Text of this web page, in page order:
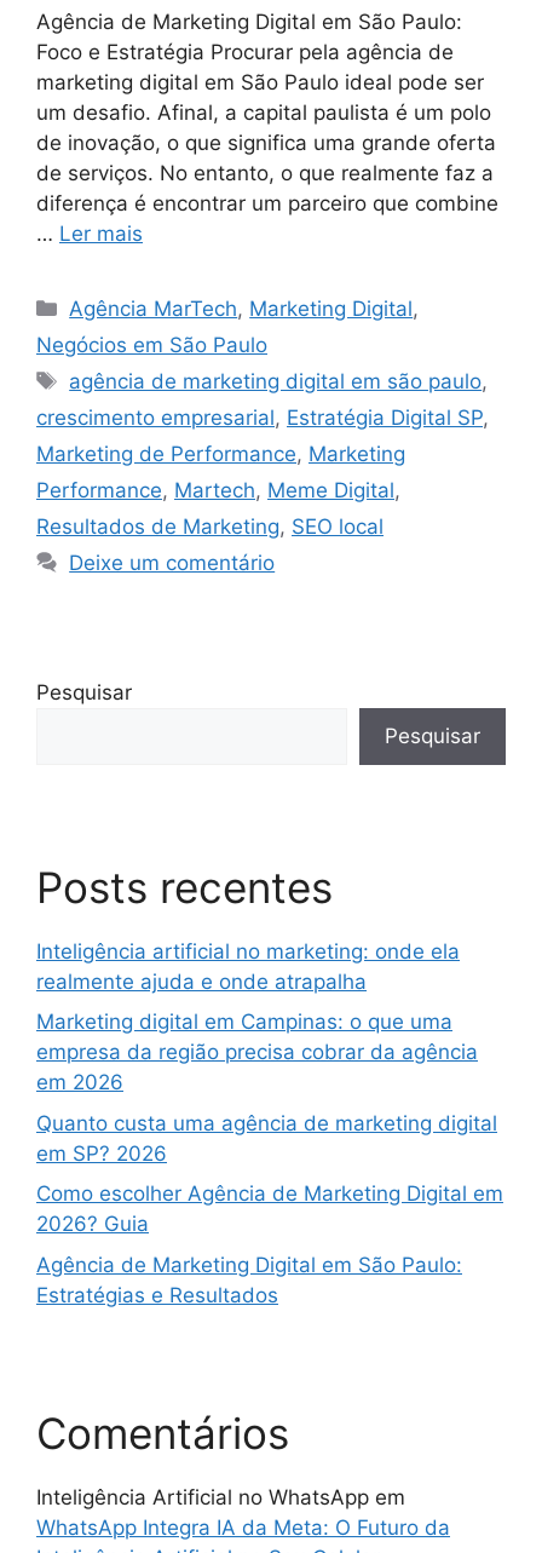
Agência de Marketing Digital em São Paulo:
Foco e Estratégia Procurar pela agência de
marketing digital em São Paulo ideal pode ser
um desafio. Afinal, a capital paulista é um polo
de inovação, o que significa uma grande oferta
de serviços. No entanto, o que realmente faz a
diferença é encontrar um parceiro que combine
… Ler mais
Agência MarTech, Marketing Digital,
Negócios em São Paulo
agência de marketing digital em são paulo,
crescimento empresarial, Estratégia Digital SP,
Marketing de Performance, Marketing
Performance, Martech, Meme Digital,
Resultados de Marketing, SEO local
Deixe um comentário
Pesquisar
Pesquisar
Posts recentes
Inteligência artificial no marketing: onde ela
realmente ajuda e onde atrapalha
Marketing digital em Campinas: o que uma
empresa da região precisa cobrar da agência
em 2026
Quanto custa uma agência de marketing digital
em SP? 2026
Como escolher Agência de Marketing Digital em
2026? Guia
Agência de Marketing Digital em São Paulo:
Estratégias e Resultados
Comentários
Inteligência Artificial no WhatsApp em
WhatsApp Integra IA da Meta: O Futuro da